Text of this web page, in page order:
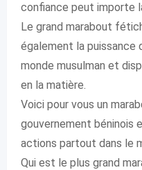
confiance peut importe
Le grand marabout
également la puissance
monde musulman et
en la matière.
Voici pour vous un
gouvernement béninois
actions partout dans le
Qui est le plus grand